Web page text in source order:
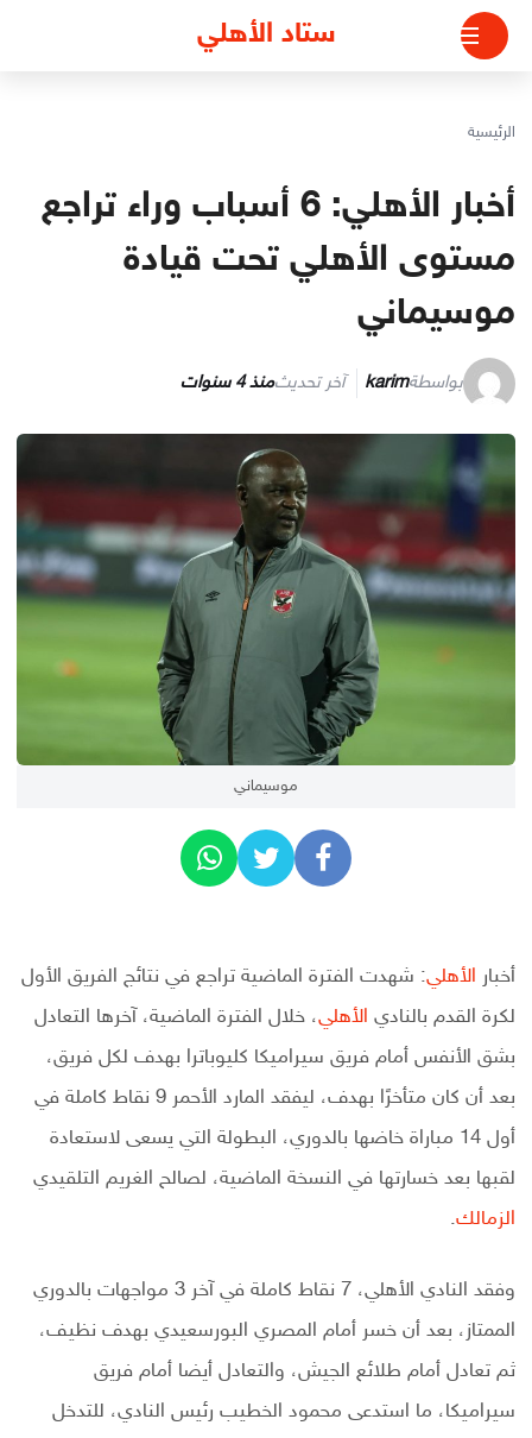
التجاوز
المحتوى
ستاد الأهلي
الرئيسية
أخبار الأهلي: 6 أسباب وراء تراجع
مستوى الأهلي تحت قيادة
موسيماني
بواسطةkarim آخر تحديثمنذ 4 سنوات
موسيماني
أخبار الأهلي: شهدت الفترة الماضية تراجع في نتائج الفريق الأول
لكرة القدم بالنادي الأهلي، خلال الفترة الماضية، آخرها التعادل
بشق الأنفس أمام فريق سيراميكا كليوباترا بهدف لكل فريق،
بعد أن كان متأخرًا بهدف، ليفقد المارد الأحمر 9 نقاط كاملة في
أول 14 مباراة خاضها بالدوري، البطولة التي يسعى لاستعادة
لقبها بعد خسارتها في النسخة الماضية، لصالح الغريم التلقيدي
الزمالك.
وفقد النادي الأهلي، 7 نقاط كاملة في آخر 3 مواجهات بالدوري
الممتاز، بعد أن خسر أمام المصري البورسعيدي بهدف نظيف،
ثم تعادل أمام طلائع الجيش، والتعادل أيضا أمام فريق
سيراميكا، ما استدعى محمود الخطيب رئيس النادي، للتدخل